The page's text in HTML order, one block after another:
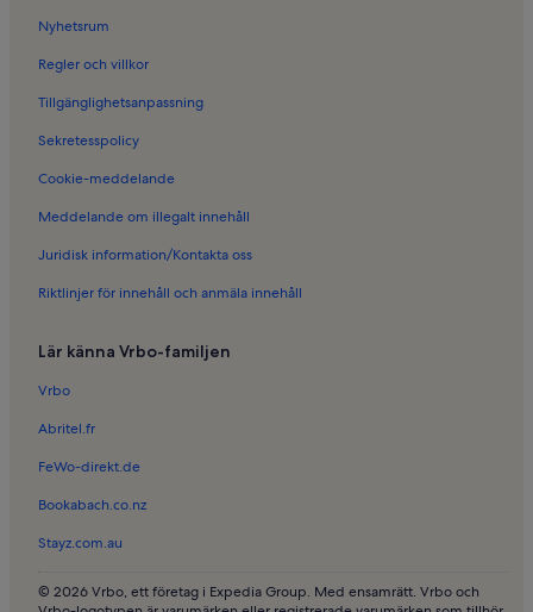
Semesterboenden i Österlen
Semesterboenden i S:t Maria kyrka
Semesterboenden i Tryde kyrka
Semesterboenden i Ystad Djurpark
Semesterboenden i Borrby
Familjevänliga semesterboenden i Gamla Staden-Sandskogen
Husdjursvänliga semesterboenden i Nybrostrand
Nyhetsrum
Regler och villkor
Tillgänglighetsanpassning
Sekretesspolicy
Cookie-meddelande
Meddelande om illegalt innehåll
Juridisk information/Kontakta oss
Riktlinjer för innehåll och anmäla innehåll
Lär känna Vrbo-familjen
Vrbo
Abritel.fr
FeWo-direkt.de
Bookabach.co.nz
Stayz.com.au
© 2026 Vrbo, ett företag i Expedia Group. Med ensamrätt. Vrbo och